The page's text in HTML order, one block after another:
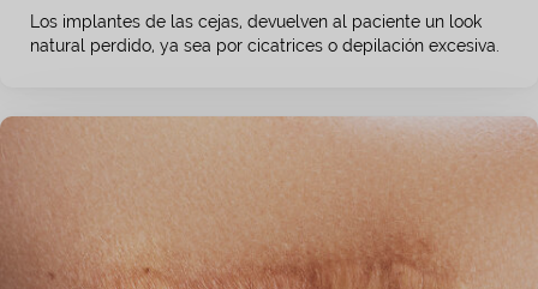
Los implantes de las cejas, devuelven al paciente un look
natural perdido, ya sea por cicatrices o depilación excesiva.